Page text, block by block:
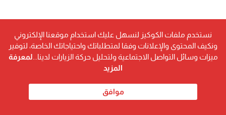
نستخدم ملفات الكوكيز لنسهل عليك استخدام موقعنا الإلكتروني
ونكيف المحتوى والإعلانات وفقا لمتطلباتك واحتياجاتك الخاصة، لتوفير
ميزات وسائل التواصل الاجتماعية ولتحليل حركة الزيارات لدينا... لمعرفة
المزيد
موافق